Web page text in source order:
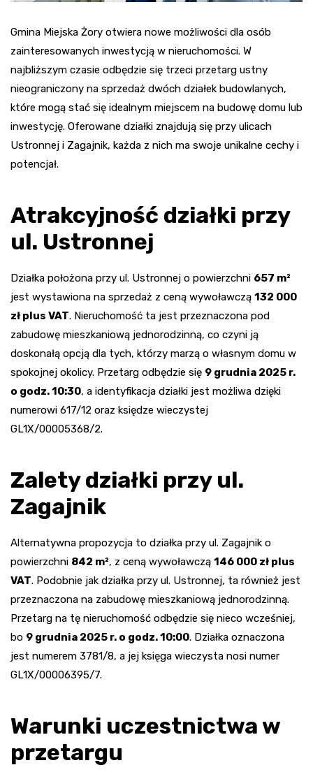
Gmina Miejska Żory otwiera nowe możliwości dla osób
zainteresowanych inwestycją w nieruchomości. W
najbliższym czasie odbędzie się trzeci przetarg ustny
nieograniczony na sprzedaż dwóch działek budowlanych,
które mogą stać się idealnym miejscem na budowę domu lub
inwestycję. Oferowane działki znajdują się przy ulicach
Ustronnej i Zagajnik, każda z nich ma swoje unikalne cechy i
potencjał.
Atrakcyjność działki przy
ul. Ustronnej
Działka położona przy ul. Ustronnej o powierzchni 657 m²
jest wystawiona na sprzedaż z ceną wywoławczą 132 000
zł plus VAT. Nieruchomość ta jest przeznaczona pod
zabudowę mieszkaniową jednorodzinną, co czyni ją
doskonałą opcją dla tych, którzy marzą o własnym domu w
spokojnej okolicy. Przetarg odbędzie się 9 grudnia 2025 r.
o godz. 10:30, a identyfikacja działki jest możliwa dzięki
numerowi 617/12 oraz księdze wieczystej
GL1X/00005368/2.
Zalety działki przy ul.
Zagajnik
Alternatywna propozycja to działka przy ul. Zagajnik o
powierzchni 842 m², z ceną wywoławczą 146 000 zł plus
VAT. Podobnie jak działka przy ul. Ustronnej, ta również jest
przeznaczona na zabudowę mieszkaniową jednorodzinną.
Przetarg na tę nieruchomość odbędzie się nieco wcześniej,
bo 9 grudnia 2025 r. o godz. 10:00. Działka oznaczona
jest numerem 3781/8, a jej księga wieczysta nosi numer
GL1X/00006395/7.
Warunki uczestnictwa w
przetargu